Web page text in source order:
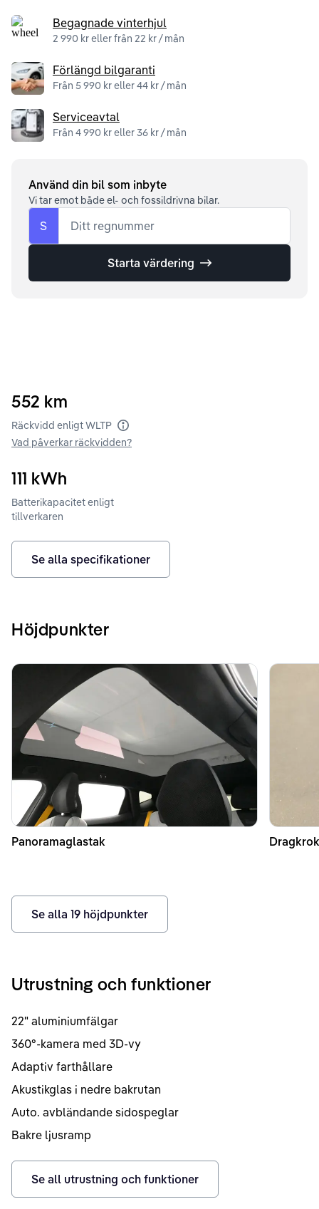
Begagnade vinterhjul
2 990 kr eller från 22 kr / mån
Förlängd bilgaranti
Från 5 990 kr eller 44 kr / mån
Serviceavtal
Från 4 990 kr eller 36 kr / mån
Använd din bil som inbyte
Vi tar emot både el- och fossildrivna bilar.
S Ditt regnummer
Starta värdering
552 km
Räckvidd enligt WLTP
Vad påverkar räckvidden?
111 kWh
Batterikapacitet enligt
tillverkaren
Se alla specifikationer
Höjdpunkter
Panoramaglastak
Se alla 19 höjdpunkter
Utrustning och funktioner
22" aluminiumfälgar
360°-kamera med 3D-vy
Adaptiv farthållare
Akustikglas i nedre bakrutan
Auto. avbländande sidospeglar
Bakre ljusramp
Se all utrustning och funktioner